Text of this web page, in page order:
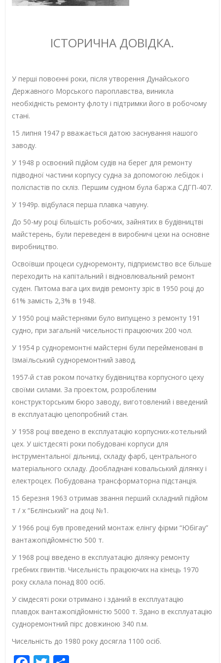
ІСТОРИЧНА ДОВІДКА.
У перші повоєнні роки, після утворення Дунайського
Державного Морського пароплавства, виникла
необхідність ремонту флоту і підтримки його в робочому
стані.
15 липня 1947 р вважається датою заснування нашого
заводу.
У 1948 р освоєний підйом судів на берег для ремонту
підводної частини корпусу судна за допомогою лебідок і
поліспастів по скліз. Першим судном була баржа СДГП-407.
У 1949р. відбулася перша плавка чавуну.
До 50-му році більшість робочих, зайнятих в будівництві
майстерень, були переведені в виробничі цехи на основне
виробництво.
Освоївши процеси судноремонту, підприємство все більше
переходить на капітальний і відновлювальний ремонт
суден. Питома вага цих видів ремонту зріс в 1950 році до
61% замість 2,3% в 1948.
У 1950 році майстернями було випущено з ремонту 191
судно, при загальній чисельності працюючих 200 чол.
У 1954 р судноремонтні майстерні були перейменовані в
Ізмаїльський судноремонтний завод.
1957-й став роком початку будівництва корпусного цеху
своїми силами. За проектом, розробленим
конструкторським бюро заводу, виготовлений і введений
в експлуатацію цепопробний стан.
У 1958 році введено в експлуатацію корпусних-котельний
цех. У шістдесяті роки побудовані корпуси для
інструментальної дільниці, складу фарб, центрального
матеріального складу. Дообладнані ковальський ділянку і
електроцех. Побудована трансформаторна підстанція.
15 березня 1963 отримав звання перший складний підйом
т / х “Бєлінський” на доці №1.
У 1966 році був проведений монтаж елінгу фірми “Юбігау”
вантажопідйомністю 500 т.
У 1968 році введено в експлуатацію ділянку ремонту
гребних гвинтів. Чисельність працюючих на кінець 1970
року склала понад 800 осіб.
У сімдесяті роки отримано і зданий в експлуатацію
плавдок вантажопідйомністю 5000 т. Здано в експлуатацію
судноремонтний пірс довжиною 340 п.м.
Чисельність до 1980 року досягла 1100 осіб.